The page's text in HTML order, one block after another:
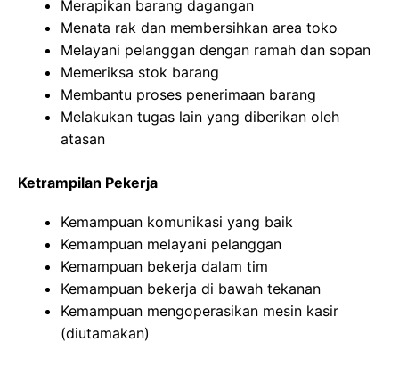
Merapikan barang dagangan
Menata rak dan membersihkan area toko
Melayani pelanggan dengan ramah dan sopan
Memeriksa stok barang
Membantu proses penerimaan barang
Melakukan tugas lain yang diberikan oleh
atasan
Ketrampilan Pekerja
Kemampuan komunikasi yang baik
Kemampuan melayani pelanggan
Kemampuan bekerja dalam tim
Kemampuan bekerja di bawah tekanan
Kemampuan mengoperasikan mesin kasir
(diutamakan)